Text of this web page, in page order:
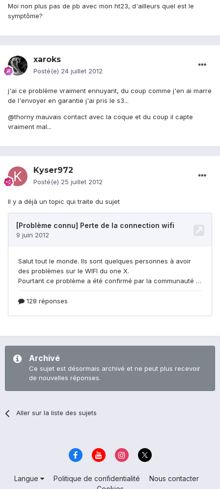
Moi non plus pas de pb avec mon ht23, d'ailleurs quel est le
symptôme?
xaroks
Posté(e) 24 juillet 2012
j'ai ce problème vraiment ennuyant, du coup comme j'en ai marre
de l'envoyer en garantie j'ai pris le s3...
@thorny mauvais contact avec la coque et du coup il capte
vraiment mal...
Kyser972
Posté(e) 25 juillet 2012
Il y a déjà un topic qui traite du sujet
Archivé
Ce sujet est désormais archivé et ne peut plus recevoir
de nouvelles réponses.
Aller sur la liste des sujets
Langue Politique de confidentialité
Nous contacter